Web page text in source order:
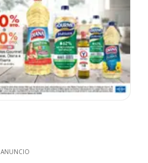
ANUNCIO